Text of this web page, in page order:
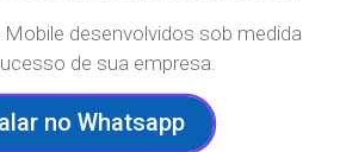
desenvolvidos sob medida
de sua empresa.
no Whatsapp